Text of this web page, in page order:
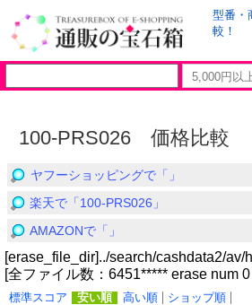
型番・
較！
100-PRS026 価格比較
ヤフーショッピングで「」
楽天で「100-PRS026」
AMAZONで「」
[erase_file_dir]../search/cashdata2/av/
[全ファイル数：6451***** erase num
標準スコア 安い順 高い順 ショップ順